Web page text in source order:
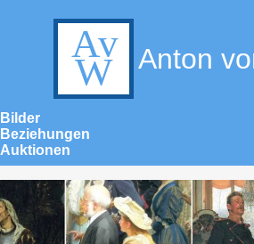
Anton
Bilder
Beziehungen
Auktionen